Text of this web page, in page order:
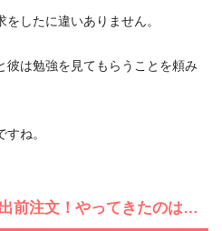
したに違いありません。
彼は勉強を見てもらうことを頼み
ね。
前注文！やってきたのは…